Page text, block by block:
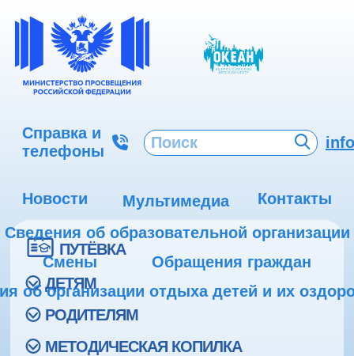
Справка и
телефоны
Новости Мультимедиа
Контакты
Сведения об образовательной организации
Смены
Обращения граждан
об организации отдыха детей и их
ПУТЁВКА
ДЕТЯМ
РОДИТЕЛЯМ
МЕТОДИЧЕСКАЯ КОПИЛКА